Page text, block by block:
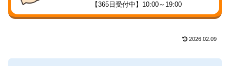
【365日受付中】10:00～19:00
2026.02.09